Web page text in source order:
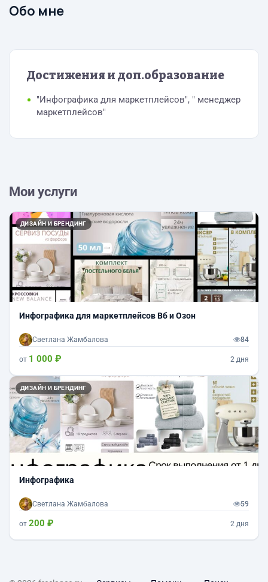
Обо мне
Достижения и доп.образование
"Инфографика для маркетплейсов", " менеджер
маркетплейсов"
Мои услуги
ДИЗАЙН И БРЕНДИНГ
Инфографика для маркетплейсов Вб и Озон
Светлана Жамбалова 84
от 1 000 ₽ 2 дня
ДИЗАЙН И БРЕНДИНГ
Инфографика
Светлана Жамбалова 59
от 200 ₽ 2 дня